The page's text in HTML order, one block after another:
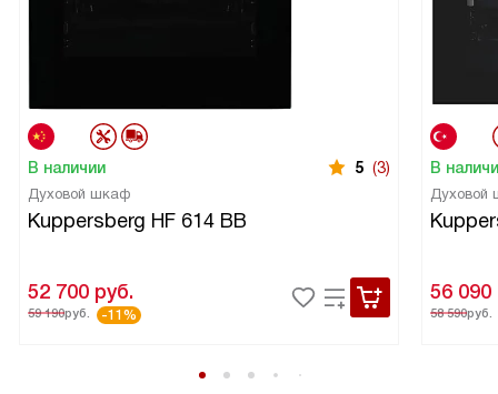
В наличии 5 (3)
Духовой шкаф
Kuppersberg HF 614 BB
52 700 руб.
59 190руб. -11%
В
Духовой
56 090
58 590руб.